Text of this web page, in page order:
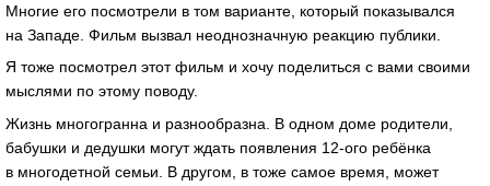
Многие его посмотрели в том варианте, который показывался
на Западе. Фильм вызвал неоднозначную реакцию публики.
Я тоже посмотрел этот фильм и хочу поделиться с вами своими
мыслями по этому поводу.
Жизнь многогранна и разнообразна. В одном доме родители,
бабушки и дедушки могут ждать появления 12-ого ребёнка
в многодетной семьи. В другом, в тоже самое время, может